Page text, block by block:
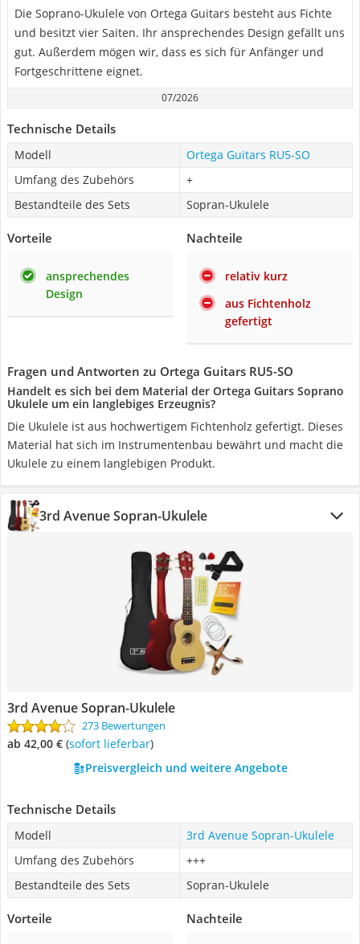
Die Soprano-Ukulele von Ortega Guitars besteht aus Fichte
und besitzt vier Saiten. Ihr ansprechendes Design gefällt uns
gut. Außerdem mögen wir, dass es sich für Anfänger und
Fortgeschrittene eignet.
07/2026
Technische Details
Modell
Ortega Guitars RU5-SO
Umfang des Zubehörs
+
Bestandteile des Sets
Sopran-Ukulele
Vorteile
ansprechendes
Design
Nachteile
relativ kurz
aus Fichtenholz
gefertigt
Fragen und Antworten zu Ortega Guitars RU5-SO
Handelt es sich bei dem Material der Ortega Guitars Soprano
Ukulele um ein langlebiges Erzeugnis?
Die Ukulele ist aus hochwertigem Fichtenholz gefertigt. Dieses
Material hat sich im Instrumentenbau bewährt und macht die
Ukulele zu einem langlebigen Produkt.
3rd Avenue Sopran-Ukulele
3rd Avenue Sopran-Ukulele
273 Bewertungen
ab 42,00 € ( Sofort lieferbar)
Preisvergleich und weitere Angebote
Technische Details
Modell
3rd Avenue Sopran-Ukulele
Umfang des Zubehörs
+++
Bestandteile des Sets
Sopran-Ukulele
Vorteile Nachteile